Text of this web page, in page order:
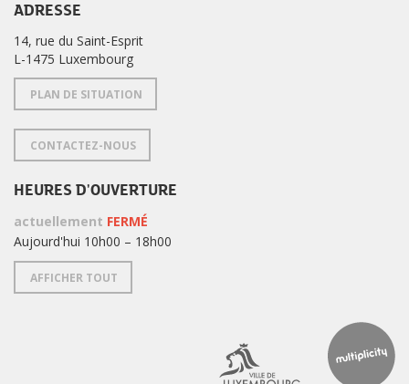
ADRESSE
14, rue du Saint-Esprit
L-1475 Luxembourg
PLAN DE SITUATION
CONTACTEZ-NOUS
HEURES D'OUVERTURE
actuellement FERMÉ
Aujourd'hui 10h00 – 18h00
AFFICHER TOUT